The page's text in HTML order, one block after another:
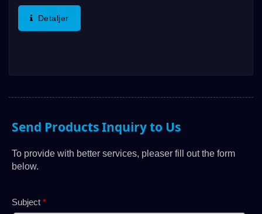
Med Ändytor Och Driftstemperaturintervallet Mellan
-40℃ Och 85℃. Både DAILYWELL...
Detaljer